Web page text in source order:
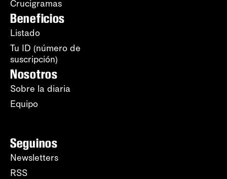
Crucigramas
Beneficios
Listado
Tu ID (número de
suscripción)
Nosotros
Sobre la diaria
Equipo
Seguinos
Newsletters
RSS